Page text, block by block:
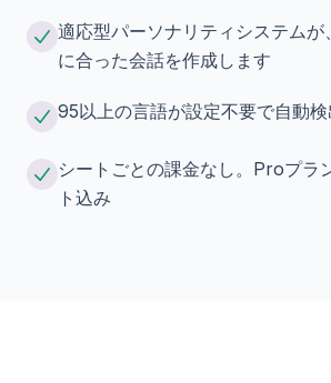
適応型パーソナリティシステムが
に合った会話を作成します
95以上の言語が設定不要で自動
シートごとの課金なし。Proプラ
ト込み